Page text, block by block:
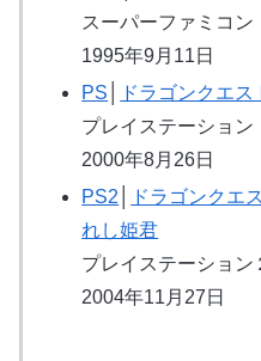
スーパーファミコン
1995年9月11日
PS
ドラゴンクエ
プレイステーション
2000年8月26日
PS2
ドラゴンクエ
れし姫君
プレイステーション
2004年11月27日